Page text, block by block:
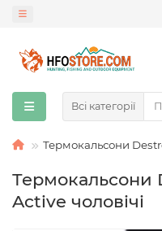
Всі категорії
Термокальсони
Термокальсони
Active чоловічі